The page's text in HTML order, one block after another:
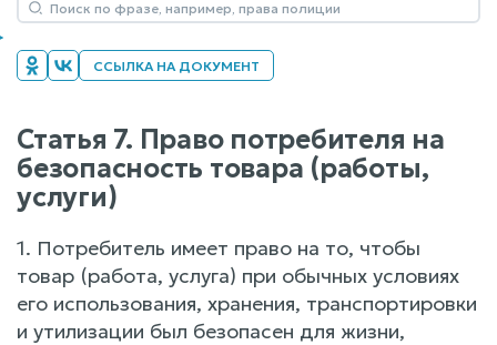
ССЫЛКА НА ДОКУМЕНТ
Статья 7. Право потребителя на
безопасность товара (работы,
услуги)
1. Потребитель имеет право на то, чтобы
товар (работа, услуга) при обычных условиях
его использования, хранения, транспортировки
и утилизации был безопасен для жизни,